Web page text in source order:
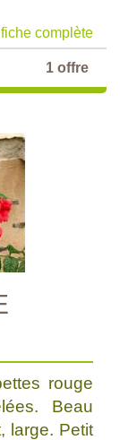
complète
1 offre
rouge
Beau
large. Petit